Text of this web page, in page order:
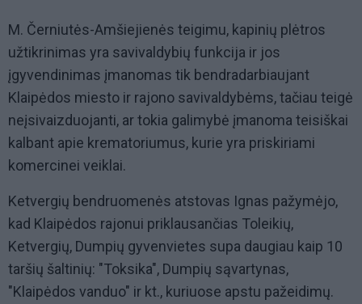
M. Černiutės-Amšiejienės teigimu, kapinių plėtros
užtikrinimas yra savivaldybių funkcija ir jos
įgyvendinimas įmanomas tik bendradarbiaujant
Klaipėdos miesto ir rajono savivaldybėms, tačiau teigė
neįsivaizduojanti, ar tokia galimybė įmanoma teisiškai
kalbant apie krematoriumus, kurie yra priskiriami
komercinei veiklai.
Ketvergių bendruomenės atstovas Ignas pažymėjo,
kad Klaipėdos rajonui priklausančias Toleikių,
Ketvergių, Dumpių gyvenvietes supa daugiau kaip 10
taršių šaltinių: "Toksika", Dumpių sąvartynas,
"Klaipėdos vanduo" ir kt., kuriuose apstu pažeidimų.